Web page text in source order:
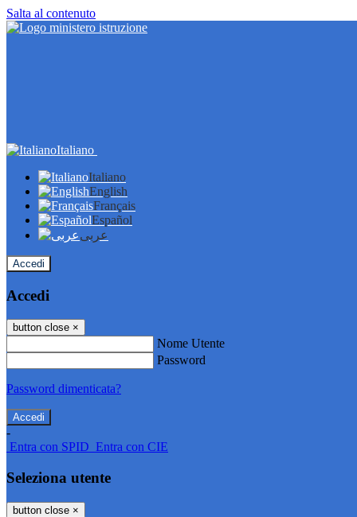
Salta al contenuto
Italiano
Italiano
English
Français
Español
عربى
Accedi
Accedi
button close ×
Nome Utente
Password
Password dimenticata?
-
Entra con SPID Entra con CIE
Seleziona utente
button close ×